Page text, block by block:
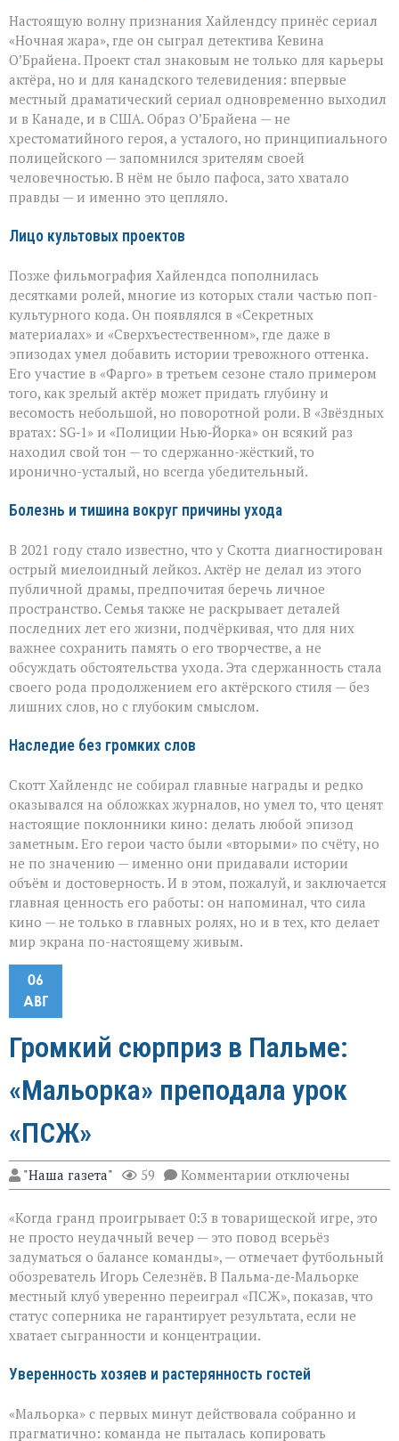
Настоящую волну признания Хайлендсу принёс сериал
«Ночная жара», где он сыграл детектива Кевина
О’Брайена. Проект стал знаковым не только для карьеры
актёра, но и для канадского телевидения: впервые
местный драматический сериал одновременно выходил
и в Канаде, и в США. Образ О’Брайена — не
хрестоматийного героя, а усталого, но принципиального
полицейского — запомнился зрителям своей
человечностью. В нём не было пафоса, зато хватало
правды — и именно это цепляло.
Лицо культовых проектов
Позже фильмография Хайлендса пополнилась
десятками ролей, многие из которых стали частью поп-
культурного кода. Он появлялся в «Секретных
материалах» и «Сверхъестественном», где даже в
эпизодах умел добавить истории тревожного оттенка.
Его участие в «Фарго» в третьем сезоне стало примером
того, как зрелый актёр может придать глубину и
весомость небольшой, но поворотной роли. В «Звёздных
вратах: SG‑1» и «Полиции Нью‑Йорка» он всякий раз
находил свой тон — то сдержанно-жёсткий, то
иронично-усталый, но всегда убедительный.
Болезнь и тишина вокруг причины ухода
В 2021 году стало известно, что у Скотта диагностирован
острый миелоидный лейкоз. Актёр не делал из этого
публичной драмы, предпочитая беречь личное
пространство. Семья также не раскрывает деталей
последних лет его жизни, подчёркивая, что для них
важнее сохранить память о его творчестве, а не
обсуждать обстоятельства ухода. Эта сдержанность стала
своего рода продолжением его актёрского стиля — без
лишних слов, но с глубоким смыслом.
Наследие без громких слов
Скотт Хайлендс не собирал главные награды и редко
оказывался на обложках журналов, но умел то, что ценят
настоящие поклонники кино: делать любой эпизод
заметным. Его герои часто были «вторыми» по счёту, но
не по значению — именно они придавали истории
объём и достоверность. И в этом, пожалуй, и заключается
главная ценность его работы: он напоминал, что сила
кино — не только в главных ролях, но и в тех, кто делает
мир экрана по-настоящему живым.
06
АВГ
Громкий сюрприз в Пальме:
«Мальорка» преподала урок
«ПСЖ»
"Наша газета" 59 Комментарии к
записи
сюрприз
в
Пальме:
«Мальорка»
преподала
урок
«ПСЖ»
отключены
«Когда гранд проигрывает 0:3 в товарищеской игре, это
не просто неудачный вечер — это повод всерьёз
задуматься о балансе команды», — отмечает футбольный
обозреватель Игорь Селезнёв. В Пальма‑де‑Мальорке
местный клуб уверенно переиграл «ПСЖ», показав, что
статус соперника не гарантирует результата, если не
хватает сыгранности и концентрации.
Уверенность хозяев и растерянность гостей
«Мальорка» с первых минут действовала собранно и
прагматично: команда не пыталась копировать